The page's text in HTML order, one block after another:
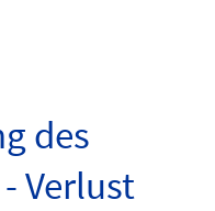
des
Verlust